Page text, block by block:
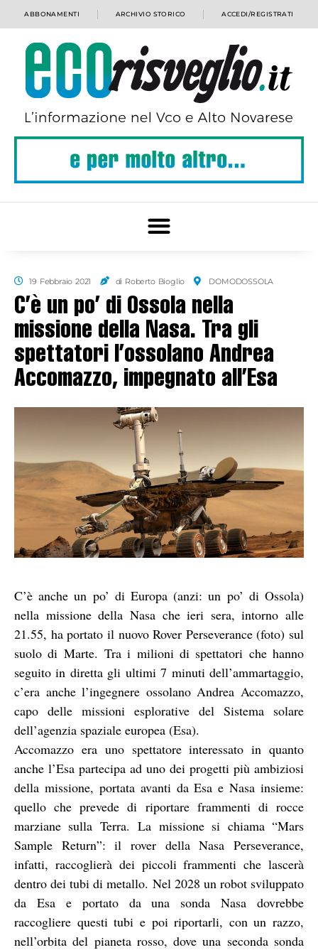
ABBONAMENTI ARCHIVIO STORICO ACCEDI/REGISTRATI
19 Febbraio 2021 di Roberto Bioglio DOMODOSSOLA
C’è un po’ di Ossola nella
missione della Nasa. Tra gli
spettatori l’ossolano Andrea
Accomazzo, impegnato all’Esa
C’è anche un po’ di Europa (anzi: un po’ di Ossola)
nella missione della Nasa che ieri sera, intorno alle
21.55, ha portato il nuovo Rover Perseverance (foto) sul
suolo di Marte. Tra i milioni di spettatori che hanno
seguito in diretta gli ultimi 7 minuti dell’ammartaggio,
c’era anche l’ingegnere ossolano Andrea Accomazzo,
capo delle missioni esplorative del Sistema solare
dell’agenzia spaziale europea (Esa).
Accomazzo era uno spettatore interessato in quanto
anche l’Esa partecipa ad uno dei progetti più ambiziosi
della missione, portata avanti da Esa e Nasa insieme:
quello che prevede di riportare frammenti di rocce
marziane sulla Terra. La missione si chiama “Mars
Sample Return”: il rover della Nasa Perseverance,
infatti, raccoglierà dei piccoli frammenti che lascerà
dentro dei tubi di metallo. Nel 2028 un robot sviluppato
da Esa e portato da una sonda Nasa dovrebbe
raccogliere questi tubi e poi riportarli, con un razzo,
nell’orbita del pianeta rosso, dove una seconda sonda